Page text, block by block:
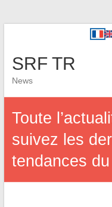
SRF TR
News
Toute
suivez les
tendances